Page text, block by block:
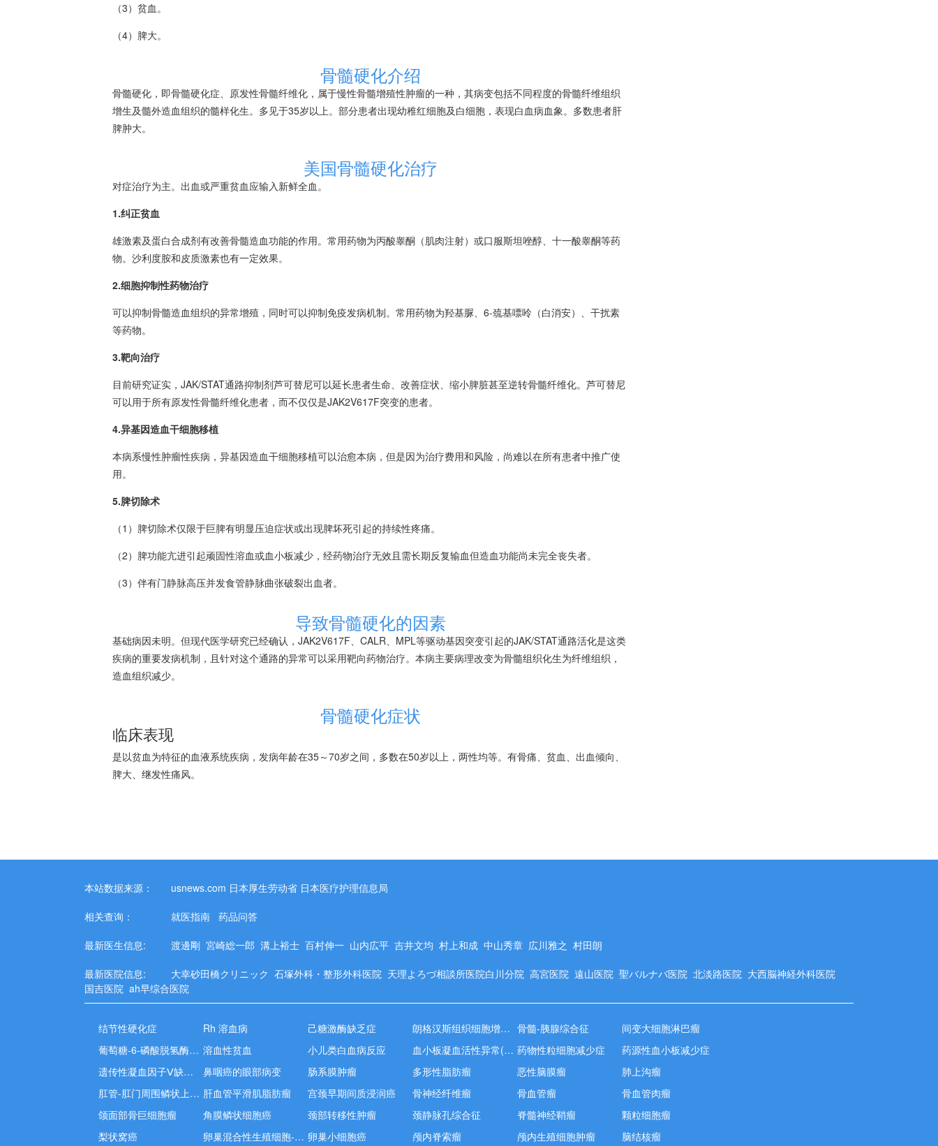
（3） 贫血。
（4）脾大。
骨髓硬化介绍
骨髓硬化，即骨髓硬化症、原发性骨髓纤维化 ，属于慢性骨髓增殖性肿瘤的一种，其病变包括不同程度的骨髓纤维组织
增生及髓外造血组织的髓样化生。多见于35岁以上。部分患者出现幼稚红细胞及白细胞，表现白血病血象。多数患者肝
脾肿大。
美国骨髓硬化治疗
对症治疗为主。出血或严重贫血应输入新鲜全血。
1.纠正贫血
雄激素及蛋白合成剂有改善骨髓造血功能的作用。常用药物为丙酸睾酮（肌肉注射）或口服斯坦唑醇、十一酸睾酮等药
物。沙利度胺和皮质激素也有一定效果。
2.细胞抑制性药物治疗
可以抑制骨髓造血组织的异常增殖，同时可以抑制免疫发病机制。常用药物为羟基脲、6-巯基嘌呤（白消安）、干扰素
等药物。
3.靶向治疗
目前研究证实，JAK/STAT通路抑制剂芦可替尼可以延长患者生命、改善症状、缩小脾脏甚至逆转骨髓纤维化。芦可替尼
可以用于所有原发性骨髓纤维化患者，而不仅仅是JAK2V617F突变的患者。
4.异基因造血干细胞移植
本病系慢性肿瘤性疾病，异基因造血干细胞移植可以治愈本病，但是因为治疗费用和风险，尚难以在所有患者中推广使
用。
5.脾切除术
（1）脾切除术仅限于巨脾有明显压迫症状或出现脾坏死引起的持续性疼痛。
（2） 脾功能亢进引起顽固性溶血或血小板减少，经药物治疗无效且需长期反复输血但造血功能尚未完全丧失者。
（3）伴有门静脉高压并发食管静脉曲张破裂出血者。
导致骨髓硬化的因素
基础病因未明。但现代医学研究已经确认，JAK2V617F、CALR、MPL等驱动基因突变引起的JAK/STAT通路活化是这类
疾病的重要发病机制，且针对这个通路的异常可以采用靶向药物治疗。本病主要病理改变为骨髓组织化生为纤维组织，
造血组织减少。
骨髓硬化症状
临床表现
是以贫血为特征的血液系统疾病，发病年龄在35～70岁之间，多数在50岁以上，两性均等。有骨痛、 贫血、出血倾向、
脾大、继发性痛风。
本站数据来源： usnews.com 日本厚生劳动省 日本医疗护理信息局
相关查询： 就医指南 药品问答
最新医生信息: 渡邊剛 宮崎総一郎 溝上裕士 百村伸一 山内広平 吉井文均 村上和成 中山秀章 広川雅之 村田朗
最新医院信息: 大幸砂田橋クリニック 石塚外科・整形外科医院 天理よろづ相談所医院白川分院 高宮医院 遠山医院 聖バルナバ医院 北淡路医院 大西脳神経外科医院
国吉医院 ah早综合医院
结节性硬化症 Rh 溶血病 己糖激酶缺乏症 朗格汉斯组织细胞增多症 骨髓-胰腺综合征
间变大细胞淋巴瘤
葡萄糖-6-磷酸脱氢酶缺乏症 溶血性贫血 小儿类白血病反应 血小板凝血活性异常(Scott综合征) 药物性粒细胞减少症
药源性血小板减少症
遗传性凝血因子Ⅴ缺乏症
鼻咽癌的眼部病变 肠系膜肿瘤 多形性脂肪瘤 恶性脑膜瘤
肺上沟瘤
肛管-肛门周围鳞状上皮癌 肝血管平滑肌脂肪瘤 宫颈早期间质浸润癌 骨神经纤维瘤 骨血管瘤
骨血管肉瘤
颌面部骨巨细胞瘤
角膜鳞状细胞癌 颈部转移性肿瘤 颈静脉孔综合征 脊髓神经鞘瘤
颗粒细胞瘤
梨状窝癌
卵巢混合性生殖细胞-性索间质肿瘤 卵巢小细胞癌 颅内脊索瘤 颅内生殖细胞肿瘤 脑结核瘤